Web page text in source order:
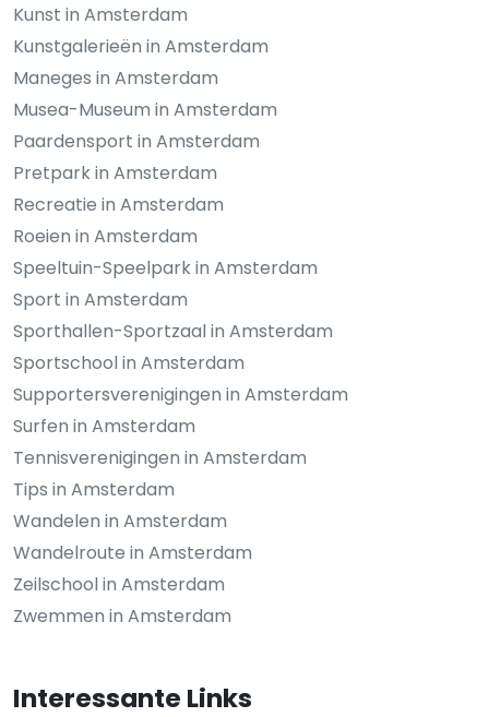
Kunst in Amsterdam
Kunstgalerieën in Amsterdam
Maneges in Amsterdam
Musea-Museum in Amsterdam
Paardensport in Amsterdam
Pretpark in Amsterdam
Recreatie in Amsterdam
Roeien in Amsterdam
Speeltuin-Speelpark in Amsterdam
Sport in Amsterdam
Sporthallen-Sportzaal in Amsterdam
Sportschool in Amsterdam
Supportersverenigingen in Amsterdam
Surfen in Amsterdam
Tennisverenigingen in Amsterdam
Tips in Amsterdam
Wandelen in Amsterdam
Wandelroute in Amsterdam
Zeilschool in Amsterdam
Zwemmen in Amsterdam
Interessante Links